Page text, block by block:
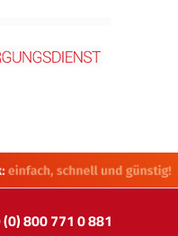
800 771 0 881